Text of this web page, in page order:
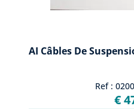
AI Câbles De
Ref :
€